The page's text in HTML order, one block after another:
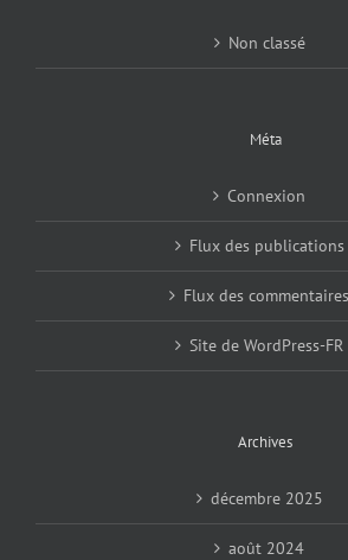
Non classé
Méta
Connexion
Flux des publications
Flux des commentaires
Site de WordPress-FR
Archives
décembre 2025
août 2024